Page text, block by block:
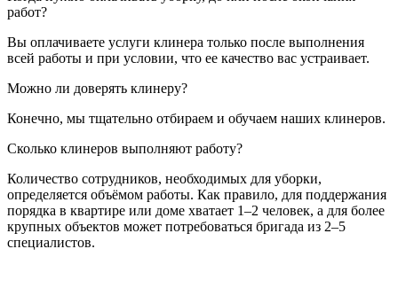
работ?
Вы оплачиваете услуги клинера только после выполнения
всей работы и при условии, что ее качество вас устраивает.
Можно ли доверять клинеру?
Конечно, мы тщательно отбираем и обучаем наших клинеров.
Сколько клинеров выполняют работу?
Количество сотрудников, необходимых для уборки,
определяется объёмом работы. Как правило, для поддержания
порядка в квартире или доме хватает 1–2 человек, а для более
крупных объектов может потребоваться бригада из 2–5
специалистов.